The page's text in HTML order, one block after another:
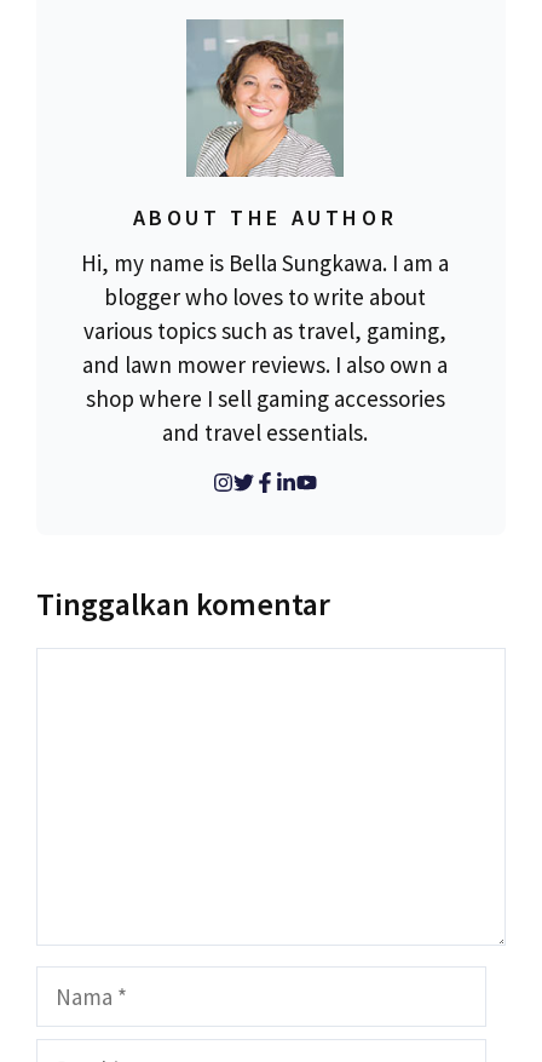
ABOUT THE AUTHOR
Hi, my name is Bella Sungkawa. I am a
blogger who loves to write about
various topics such as travel, gaming,
and lawn mower reviews. I also own a
shop where I sell gaming accessories
and travel essentials.
Tinggalkan komentar
Nama
Surel